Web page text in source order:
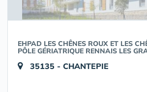
EHPAD LES CHÊNES ROUX ET LES
PÔLE GÉRIATRIQUE RENNAIS LES
35135 - CHANTEPIE